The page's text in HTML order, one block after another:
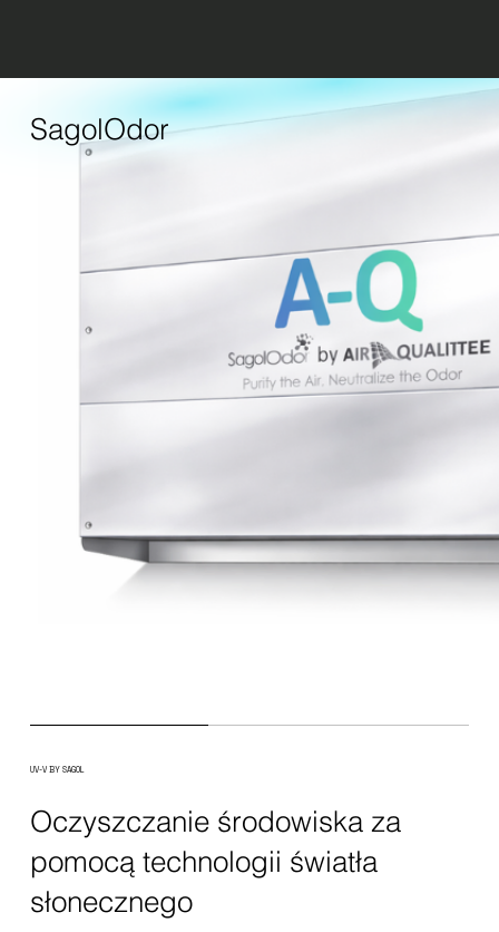
SagolOdor
UV-V BY SAGOL
Oczyszczanie środowiska za
pomocą technologii światła
słonecznego